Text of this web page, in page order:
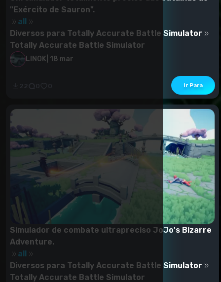
"Exército de Sauron".
all
Diversos para Totally Accurate Battle Simulator
Totally Accurate Battle Simulator
LINOK 18 mar
Ir Para
Simulador de combate ultrapreciso JoJo's Bizarre
Adventure.
all
Diversos para Totally Accurate Battle Simulator
Totally Accurate Battle Simulator